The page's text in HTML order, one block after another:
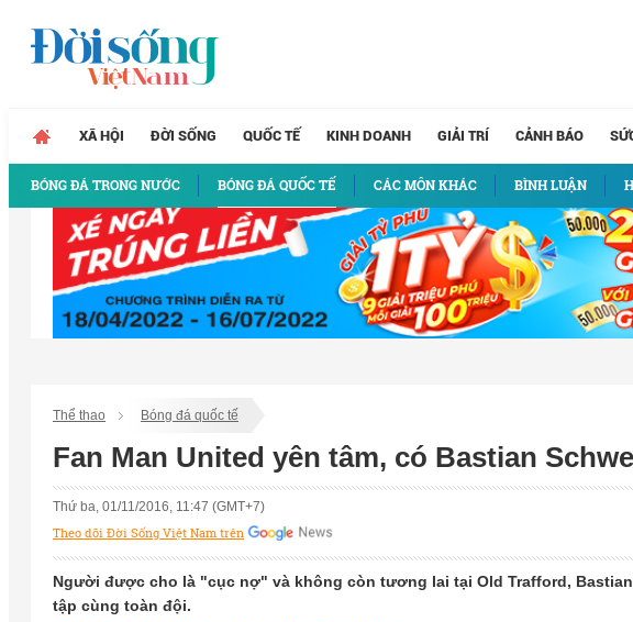
XÃ HỘI ĐỜI SỐNG QUỐC TẾ KINH DOANH GIẢI TRÍ CẢNH BÁO
BÓNG ĐÁ TRONG NƯỚC BÓNG ĐÁ QUỐC TẾ CÁC MÔN KHÁC BÌNH LUẬN
Thể thao Bóng đá quốc tế
Fan Man United yên tâm, có Bastian
Thứ ba, 01/11/2016, 11:47 (GMT+7)
Theo dõi Đời Sống Việt Nam trên
Người được cho là "cục nợ" và không còn tương lai tại Old Trafford,
tập cùng toàn đội.